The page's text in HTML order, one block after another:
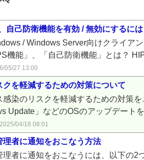
自己防衛機能を有効 / 無効にするには
/ Windows Server向けクライア
機能」、「自己防衛機能」とは？
05/27 13:00
クを軽減するための対策について
感染のリスクを軽減するための対策
Update」などのOSのアップデート
04/16 08:01
理者に通知をおこなう方法
理者に通知をおこなうには、以下の